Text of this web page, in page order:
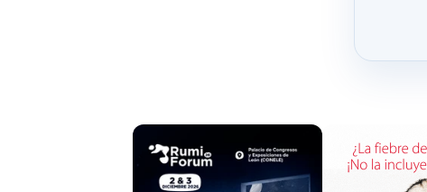
“Este Gobierno es el que más apoya a los